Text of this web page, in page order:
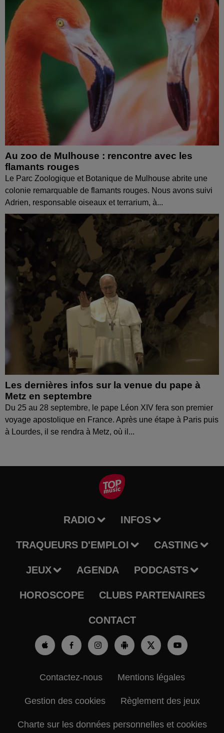
Au zoo de Mulhouse : rencontre avec les
flamants rouges
Le Parc Zoologique et Botanique de Mulhouse abrite une
colonie remarquable de flamants rouges. Nous avons suivi
Adrien, responsable oiseaux et terrarium, à...
Les dernières infos sur la venue du pape à
Metz en septembre
Du 25 au 28 septembre, le pape Léon XIV fera son premier
voyage apostolique en France. Après une étape à Paris puis
à Lourdes, il se rendra à Metz, où il...
RADIO INFOS
TRAQUEURS D'EMPLOI CASTING
JEUX AGENDA PODCASTS
HOROSCOPE CLUBS PARTENAIRES
CONTACT
Contactez-nous Mentions légales
Gestion des cookies Règlement des jeux
Charte sur les données personnelles et cookies